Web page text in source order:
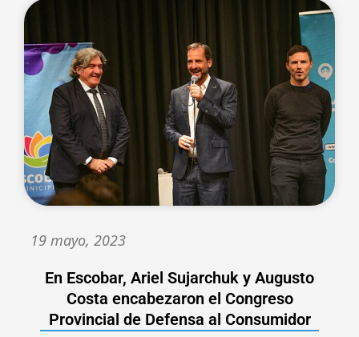
19 mayo, 2023
En Escobar, Ariel Sujarchuk y Augusto
Costa encabezaron el Congreso
Provincial de Defensa al Consumidor